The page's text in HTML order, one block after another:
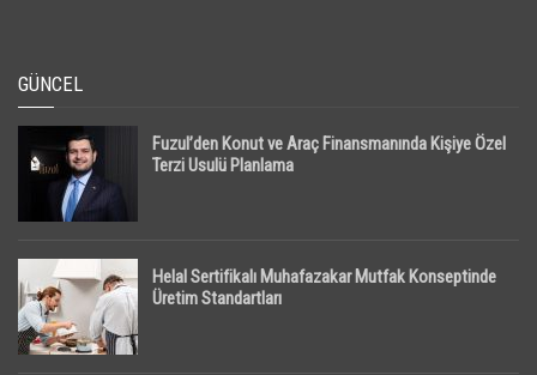
GÜNCEL
Fuzul’den Konut ve Araç Finansmanında Kişiye Özel
Terzi Usulü Planlama
Helal Sertifikalı Muhafazakar Mutfak Konseptinde
Üretim Standartları